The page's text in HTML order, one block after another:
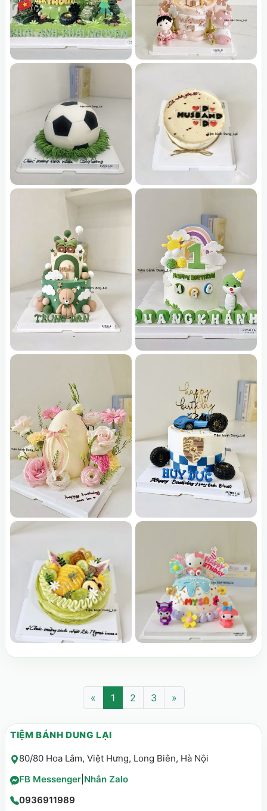
« 1 2 3 »
TIỆM BÁNH DUNG LẠI
80/80 Hoa Lâm, Việt Hưng, Long Biên, Hà Nội
FB Messenger Nhắn Zalo
0936911989